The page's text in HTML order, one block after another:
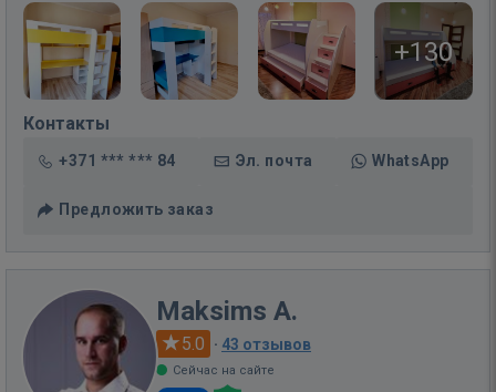
+130
Контакты
+371 *** *** 84 Эл. почта WhatsApp
Предложить заказ
Maksims A.
5.0 · 43 отзывов
Сейчас на сайте